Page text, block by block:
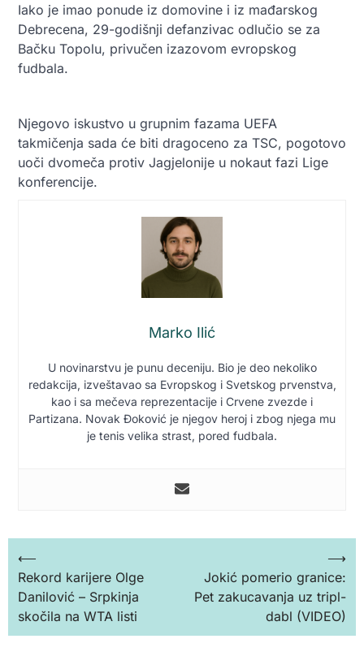
Iako je imao ponude iz domovine i iz mađarskog
Debrecena, 29-godišnji defanzivac odlučio se za
Bačku Topolu, privučen izazovom evropskog
fudbala.
Njegovo iskustvo u grupnim fazama UEFA
takmičenja sada će biti dragoceno za TSC, pogotovo
uoči dvomeča protiv Jagjelonije u nokaut fazi Lige
konferencije.
Marko Ilić
U novinarstvu je punu deceniju. Bio je deo nekoliko
redakcija, izveštavao sa Evropskog i Svetskog prvenstva,
kao i sa mečeva reprezentacije i Crvene zvezde i
Partizana. Novak Đoković je njegov heroj i zbog njega mu
je tenis velika strast, pored fudbala.
Кретање
чланка
⟵
Rekord karijere Olge
Danilović – Srpkinja
skočila na WTA listi
Jokić pomerio granice:
Pet zakucavanja uz tripl-
dabl (VIDEO)
⟶